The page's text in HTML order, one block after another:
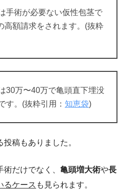
手術が必要ない仮性包茎で
高額請求をされます。(抜粋
30万〜40万で亀頭直下埋没
す。(抜粋引用： 知恵袋)
稿もありました。
だけでなく、 亀頭増大術や長
るケース も見られます。